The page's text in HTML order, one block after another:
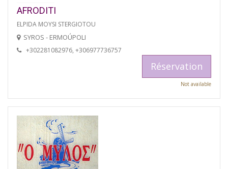
AFRODITI
ELPIDA MOYSI STERGIOTOU
SYROS - ERMOÚPOLI
+302281082976, +306977736757
Réservation
Not available